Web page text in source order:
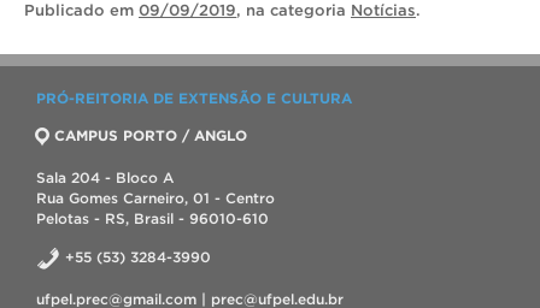
Publicado em 09/09/2019, na categoria Notícias.
PRÓ-REITORIA DE EXTENSÃO E CULTURA
CAMPUS PORTO / ANGLO
Sala 204 - Bloco A
Rua Gomes Carneiro, 01 - Centro
Pelotas - RS, Brasil - 96010-610
+55 (53) 3284-3990
ufpel.prec@gmail.com | prec@ufpel.edu.br